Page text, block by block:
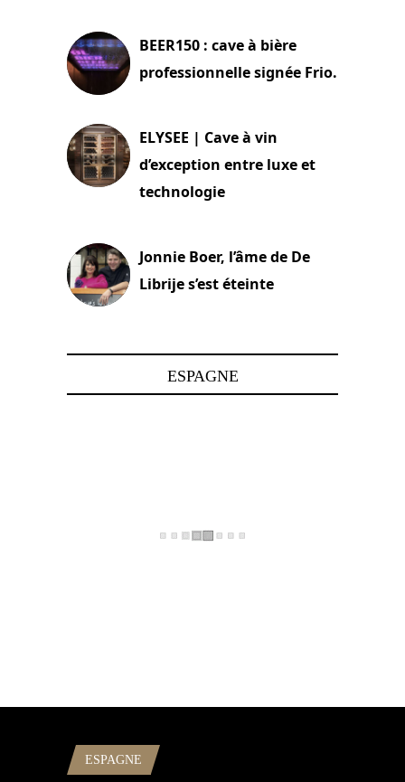
BEER150 : cave à bière
professionnelle signée Frio.
ELYSEE | Cave à vin
d’exception entre luxe et
technologie
Jonnie Boer, l’âme de De
Librije s’est éteinte
ESPAGNE
ESPAGNE